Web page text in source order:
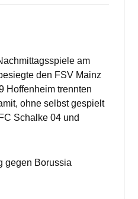
am
den FSV Mainz
Hoffenheim trennten
ohne selbst gespielt
Schalke 04 und
gegen Borussia